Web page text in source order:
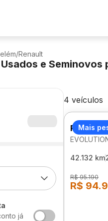
/Renault
e Seminovos
já
4 veículos
Mais
42.132 km
R$ 95.190
R$